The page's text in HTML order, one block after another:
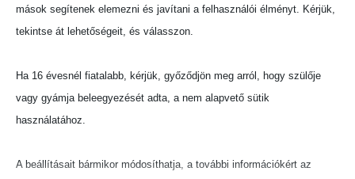
mások segítenek elemezni és javítani a felhasználói élményt. Kérjük,
tekintse át lehetőségeit, és válasszon.
Ha 16 évesnél fiatalabb, kérjük, győződjön meg arról, hogy szülője
vagy gyámja beleegyezését adta, a nem alapvető sütik
használatához.
A beállításait bármikor módosíthatja, a további információkért az